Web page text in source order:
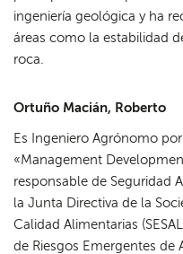
ingeniería geológica y ha
áreas como la estabilidad
roca.
Ortuño Macián, Roberto
Es Ingeniero Agrónomo
«Management
responsable de Seguridad
la Junta Directiva de la
Calidad Alimentarias
de Riesgos Emergentes de